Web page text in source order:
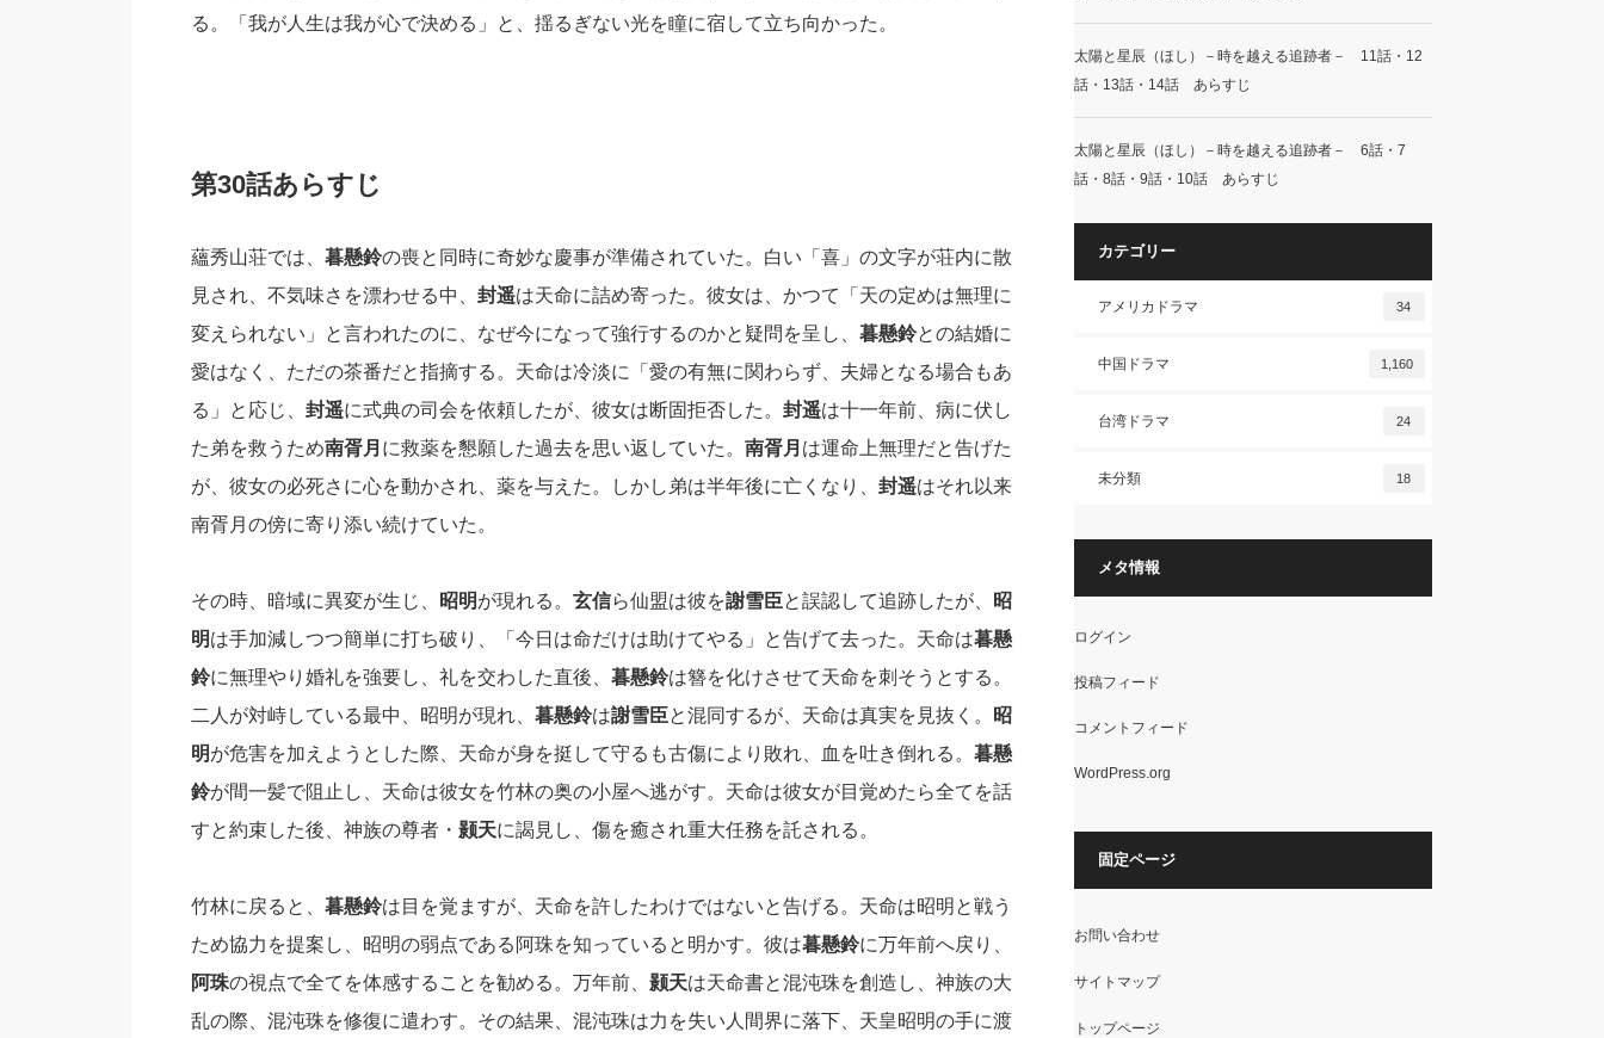
る。「我が人生は我が心で決める」と、揺るぎない光を瞳に宿して立ち向かった。
第30話あらすじ
蘊秀山荘では、 暮懸鈴の喪と同時に奇妙な慶事が準備されていた。白い「喜」の文字が荘内に散
見され、不気味さを漂わせる中、 封遥は天命に詰め寄った。彼女は、かつて「天の定めは無理に
変えられない」と言われたのに、なぜ今になって強行するのかと疑問を呈し、 暮懸鈴との結婚に
愛はなく、ただの茶番だと指摘する。天命は冷淡に「愛の有無に関わらず、夫婦となる場合もあ
る」と応じ、 封遥に式典の司会を依頼したが、彼女は断固拒否した。 封遥は十一年前、病に伏し
た弟を救うため南胥月 に救薬を懇願した過去を思い返していた。 南胥月 は運命上無理だと告げた
が、彼女の必死さに心を動かされ、薬を与えた。しかし弟は半年後に亡くなり、 封遥はそれ以来
南胥月の傍に寄り添い続けていた。
その時、暗域に異変が生じ、 昭明が現れる。 玄信ら仙盟は彼を謝雪臣と誤認して追跡したが、
昭
明は手加減しつつ簡単に打ち破り、「今日は命だけは助けてやる」と告げて去った。天命は暮懸
鈴に無理やり婚礼を強要し、礼を交わした直後、 暮懸鈴は簪を化けさせて天命を刺そうとする。
二人が対峙している最中、昭明が現れ、 暮懸鈴は謝雪臣と混同するが、天命は真実を見抜く。
昭
明が危害を加えようとした際、天命が身を挺して守るも古傷により敗れ、血を吐き倒れる。 暮懸
鈴が間一髪で阻止し、天命は彼女を竹林の奥の小屋へ逃がす。天命は彼女が目覚めたら全てを話
すと約束した後、神族の尊者・ 颢天に謁見し、傷を癒され重大任務を託される。
竹林に戻ると、 暮懸鈴は目を覚ますが、天命を許したわけではないと告げる。天命は昭明と戦う
ため協力を提案し、昭明の弱点である阿珠を知っていると明かす。彼は暮懸鈴に万年前へ戻り、
阿珠の視点で全てを体感することを勧める。万年前、 颢天は天命書と混沌珠を創造し、神族の大
乱の際、混沌珠を修復に遣わす。その結果、混沌珠は力を失い人間界に落下、天皇昭明の手に渡
太陽と星辰（ほし）－時を越える追跡者－ 11話・12
話・13話・14話 あらすじ
太陽と星辰（ほし）－時を越える追跡者－ 6話・7
話・8話・9話・10話 あらすじ
カテゴリー
アメリカドラマ 34
中国ドラマ 1,160
台湾ドラマ 24
未分類 18
メタ情報
ログイン
投稿フィード
コメントフィード
WordPress.org
固定ページ
お問い合わせ
サイトマップ
トップページ